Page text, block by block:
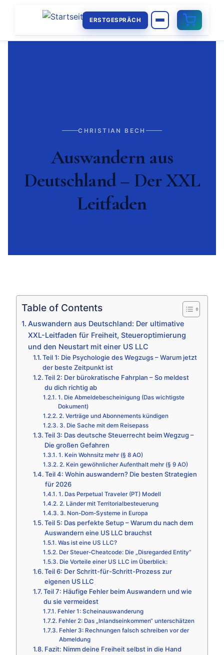
ERSTGESPRÄCH
CHRISTIAN BECH
Auswandern aus
Deutschland – Der XXL
Leitfaden
Table of Contents
Auswandern aus Deutschland: Der ultimative
XXL-Leitfaden für Freiheit, Steueroptimierung
und den Neustart mit einer US LLC
Teil 1: Die Psychologie des Wegzugs – Warum jetzt
der beste Zeitpunkt ist
Teil 2: Der bürokratische Fahrplan – So meldest
du dich richtig ab
1. Die Abmeldebescheinigung (Das wichtigste
Dokument)
2. Verträge und Abonnements kündigen
3. Die Sache mit dem Reisepass
Teil 3: Das deutsche Steuerrecht beim Wegzug –
Die großen Gefahren
1. Kein Wohnsitz mehr (§ 8 AO)
2. Kein gewöhnlicher Aufenthalt mehr (§ 9 AO)
Teil 4: Wohin auswandern? Die besten Strategien
für 2026
1. Das Perpetual Traveler (PT) Modell
2. Länder mit Territorialbesteuerung
3. Non-Dom-Systeme in Europa
Teil 5: Das perfekte Setup – Warum du nach dem
Auswandern eine US LLC brauchst
Was ist eine US LLC?
Der Steuer-Cheatcode: Die „Disregarded Entity“
Die Vorteile einer US LLC im Überblick:
Teil 6: Der Schritt-für-Schritt-Prozess zur
eigenen US LLC
Teil 7: Häufige Fehler beim Auswandern und wie
du sie vermeidest
Fehler 1: Scheinauswanderung
Fehler 2: Das „Inlandseinkommen“ unterschätzen
Fehler 3: Rechnungen falsch schreiben vor der
Abmeldung
Fazit: Nimm deine Freiheit selbst in die Hand